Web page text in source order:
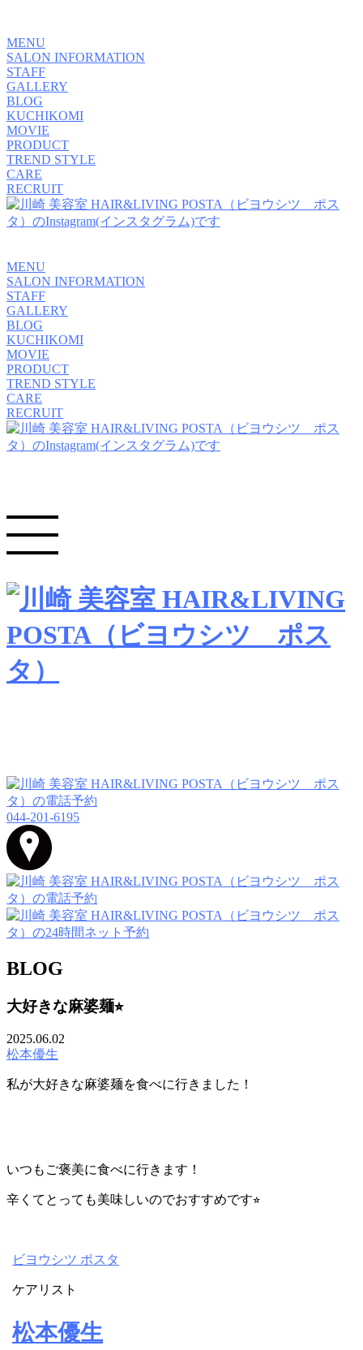
MENU
SALON INFORMATION
STAFF
GALLERY
BLOG
KUCHIKOMI
MOVIE
PRODUCT
TREND STYLE
CARE
RECRUIT
MENU
SALON INFORMATION
STAFF
GALLERY
BLOG
KUCHIKOMI
MOVIE
PRODUCT
TREND STYLE
CARE
RECRUIT
044-201-6195
BLOG
大好きな麻婆麺⭐︎
2025.06.02
松本優生
私が大好きな麻婆麺を食べに行きました！
いつもご褒美に食べに行きます！
辛くてとっても美味しいのでおすすめです⭐︎
ビヨウシツ ポスタ
ケアリスト
松本優生